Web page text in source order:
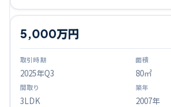
2025年Q3
5,000万円
80㎡
3LDK 2007年